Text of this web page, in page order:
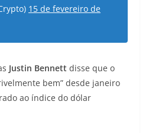
15 de fevereiro de
Justin Bennett disse que o
bem” desde janeiro
ao índice do dólar